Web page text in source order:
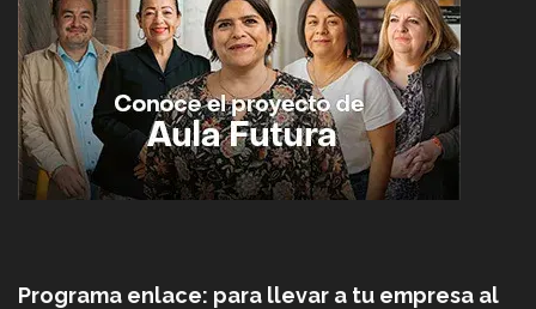
Programa enlace: para llevar a tu empresa al